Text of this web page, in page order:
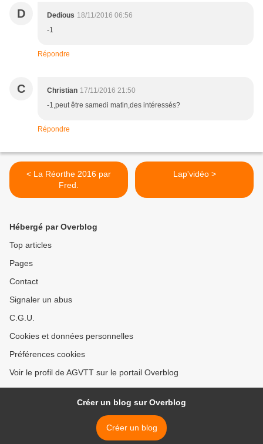
D Dedious 18/11/2016 06:56
-1
Répondre
C Christian 17/11/2016 21:50
-1,peut être samedi matin,des intéressés?
Répondre
< La Réorthe 2016 par
Fred.
Lap'vidéo >
Hébergé par Overblog
Top articles
Pages
Contact
Signaler un abus
C.G.U.
Cookies et données personnelles
Préférences cookies
Voir le profil de AGVTT sur le portail Overblog
Créer un blog sur Overblog
Créer un blog